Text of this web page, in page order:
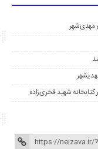
مهدی‌شهر
کتابخانه شهید فخری‌زاده